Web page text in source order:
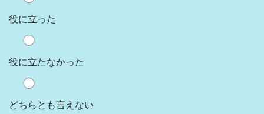
役に立った
役に立たなかった
どちらとも言えない